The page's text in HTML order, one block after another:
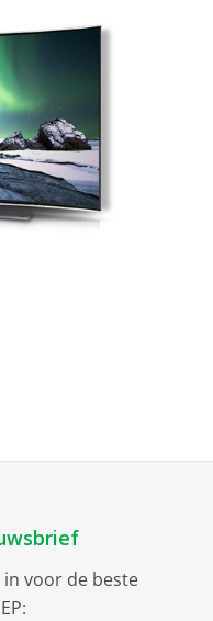
in voor de beste